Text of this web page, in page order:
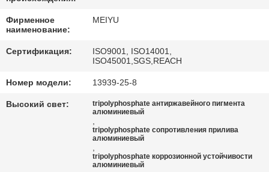
СВЯЖИТЕСЬ
С
НАМИ
ЗАПРОСИТЕ
ЦИТАТУ
Фирменное
наименование:
MEIYU
Сертификация:
ISO9001, ISO14001,
ISO45001,SGS,REACH
Номер модели: 13939-25-8
Высокий свет:
tripolyphosphate антиржавейного пигмента
алюминиевый
,
tripolyphosphate сопротивления прилива
алюминиевый
,
tripolyphosphate коррозионной устойчивости
алюминиевый